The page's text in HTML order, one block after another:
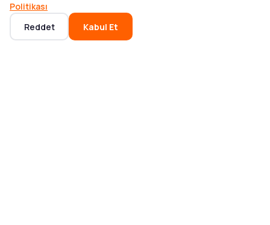
Ana Sayfa Kategoriler Sepet
Politikası
Reddet
Kabul Et